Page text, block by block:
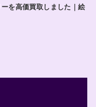
を高価買取しました｜絵